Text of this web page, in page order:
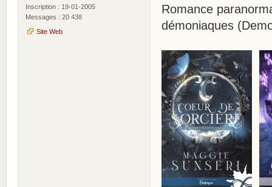
Inscription : 19-01-2005
Messages : 20 438
Site Web
Romance
démoniaques